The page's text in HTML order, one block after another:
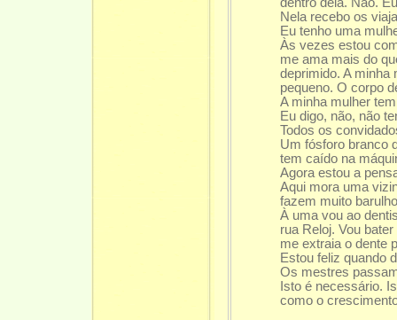
Nela recebo os
Eu tenho uma
Às vezes estou
me ama mais do
deprimido. A minha
pequeno. O corpo
A minha mulher
Eu digo, não, não
Todos os
Um fósforo branco
tem caído na
Agora estou a
Aqui mora uma
fazem muito
À uma vou ao
rua Reloj. Vou
me extraia o dente
Estou feliz quando
Os mestres
Isto é necessário.
como o